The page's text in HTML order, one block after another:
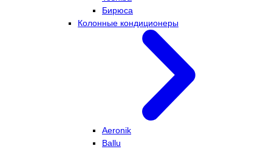
Бирюса
Колонные кондиционеры
Aeronik
Ballu